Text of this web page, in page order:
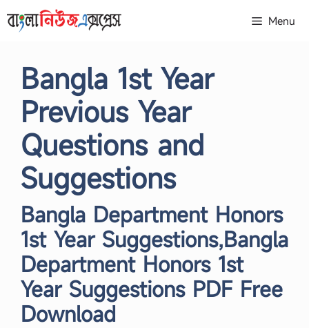
to
Menu
Bangla 1st Year
Previous Year
Questions and
Suggestions
Bangla Department Honors
1st Year Suggestions,Bangla
Department Honors 1st
Year Suggestions PDF Free
Download